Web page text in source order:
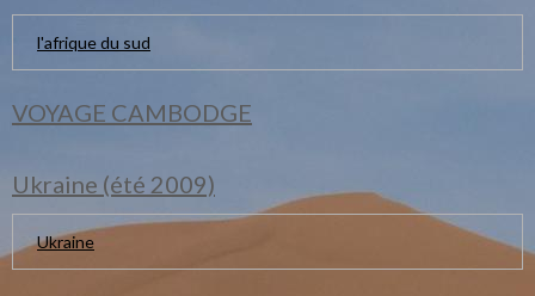
l'afrique du sud
VOYAGE CAMBODGE
Ukraine (été 2009)
Ukraine